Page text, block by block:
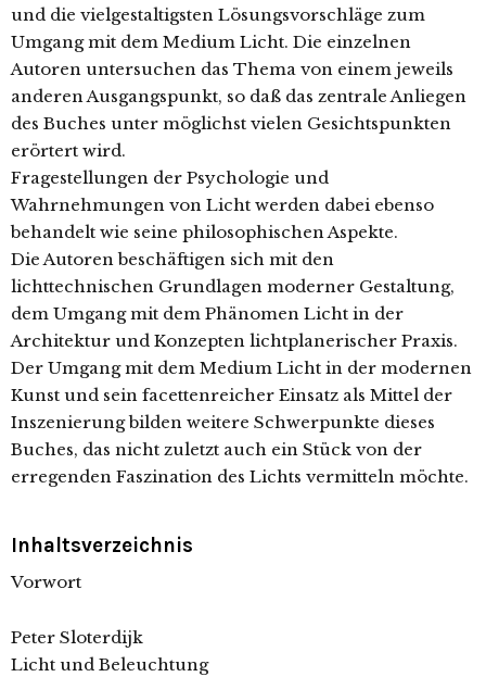
und die vielgestaltigsten Lösungsvorschläge zum
Umgang mit dem Medium Licht. Die einzelnen
Autoren untersuchen das Thema von einem jeweils
anderen Ausgangspunkt, so daß das zentrale Anliegen
des Buches unter möglichst vielen Gesichtspunkten
erörtert wird.
Fragestellungen der Psychologie und
Wahrnehmungen von Licht werden dabei ebenso
behandelt wie seine philosophischen Aspekte.
Die Autoren beschäftigen sich mit den
lichttechnischen Grundlagen moderner Gestaltung,
dem Umgang mit dem Phänomen Licht in der
Architektur und Konzepten lichtplanerischer Praxis.
Der Umgang mit dem Medium Licht in der modernen
Kunst und sein facettenreicher Einsatz als Mittel der
Inszenierung bilden weitere Schwerpunkte dieses
Buches, das nicht zuletzt auch ein Stück von der
erregenden Faszination des Lichts vermitteln möchte.
Inhaltsverzeichnis
Vorwort
Peter Sloterdijk
Licht und Beleuchtung